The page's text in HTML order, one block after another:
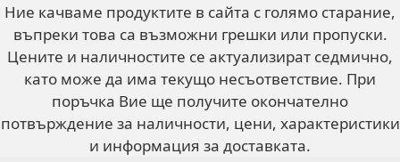
Ние качваме продуктите в сайта с голямо старание,
въпреки това са възможни грешки или пропуски.
Цените и наличностите се актуализират седмично,
като може да има текущо несъответствие. При
поръчка Вие ще получите окончателно
потвърждение за наличности, цени, характеристики
и информация за доставката.